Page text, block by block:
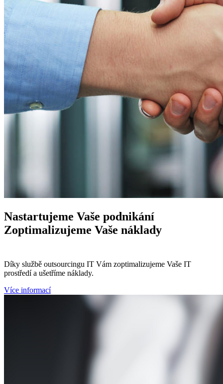
Nastartujeme Vaše podnikání
Zoptimalizujeme Vaše náklady
Díky službě outsourcingu IT Vám zoptimalizujeme Vaše IT
prostředí a ušetříme náklady.
Více informací